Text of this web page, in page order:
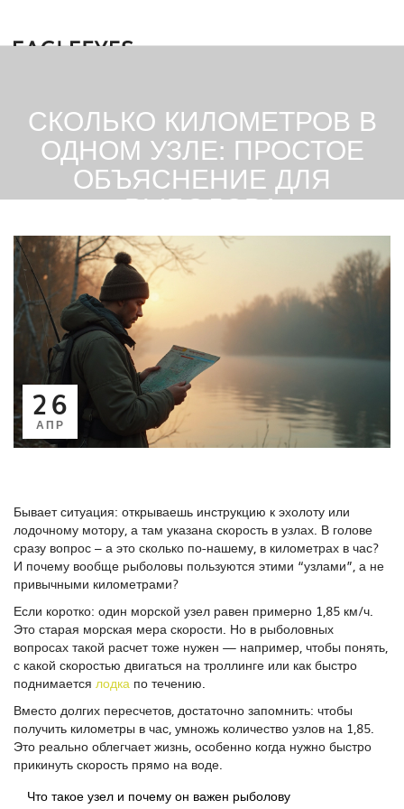
СКОЛЬКО КИЛОМЕТРОВ В
ОДНОМ УЗЛЕ: ПРОСТОЕ
ОБЪЯСНЕНИЕ ДЛЯ
РЫБОЛОВА
26
АПР
Бывает ситуация: открываешь инструкцию к эхолоту или
лодочному мотору, а там указана скорость в узлах. В голове
сразу вопрос – а это сколько по-нашему, в километрах в час?
И почему вообще рыболовы пользуются этими “узлами”, а не
привычными километрами?
Если коротко: один морской узел равен примерно 1,85 км/ч.
Это старая морская мера скорости. Но в рыболовных
вопросах такой расчет тоже нужен — например, чтобы понять,
с какой скоростью двигаться на троллинге или как быстро
поднимается лодка по течению.
Вместо долгих пересчетов, достаточно запомнить: чтобы
получить километры в час, умножь количество узлов на 1,85.
Это реально облегчает жизнь, особенно когда нужно быстро
прикинуть скорость прямо на воде.
Что такое узел и почему он важен рыболову